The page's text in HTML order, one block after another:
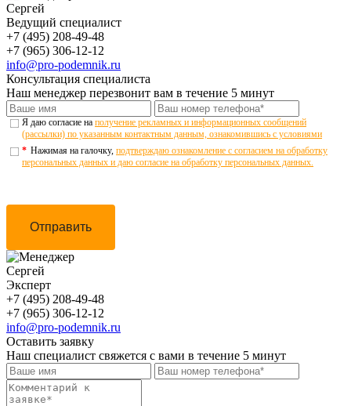
Сергей
Ведущий специалист
+7 (495) 208-49-48
+7 (965) 306-12-12
info@pro-podemnik.ru
Консультация специалиста
Наш менеджер перезвонит вам в течение 5 минут
Я даю согласие на получение рекламных и информационных сообщений
(рассылки) по указанным контактным данным, ознакомившись с условиями
* Нажимая на галочку, подтверждаю ознакомление с согласием на обработку
персональных данных и даю согласие на обработку персональных данных.
Отправить
Сергей
Эксперт
+7 (495) 208-49-48
+7 (965) 306-12-12
info@pro-podemnik.ru
Оставить заявку
Наш специалист свяжется с вами в течение 5 минут